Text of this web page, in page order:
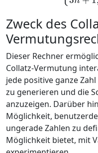
Zweck des
Dieser Rechner
Collatz-Vermutung
jede positive ganze
zu generieren und die
anzuzeigen. Darüber
Möglichkeit,
ungerade Zahlen zu
Möglichkeit bietet, mit